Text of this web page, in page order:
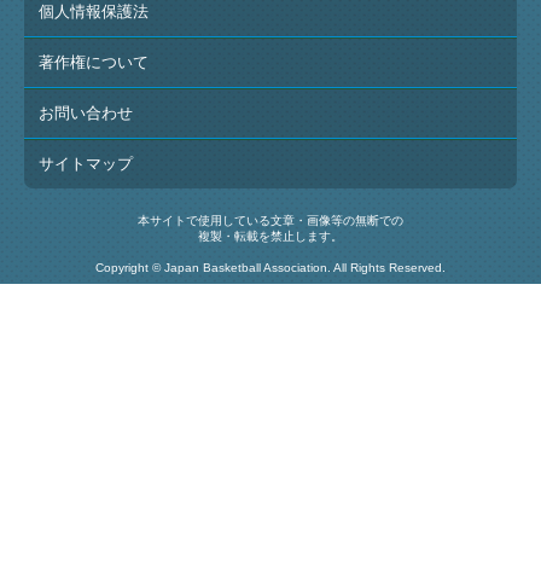
個人情報保護法
著作権について
お問い合わせ
サイトマップ
本サイトで使用している文章・画像等の無断での
複製・転載を禁止します。
Copyright © Japan Basketball Association. All Rights Reserved.